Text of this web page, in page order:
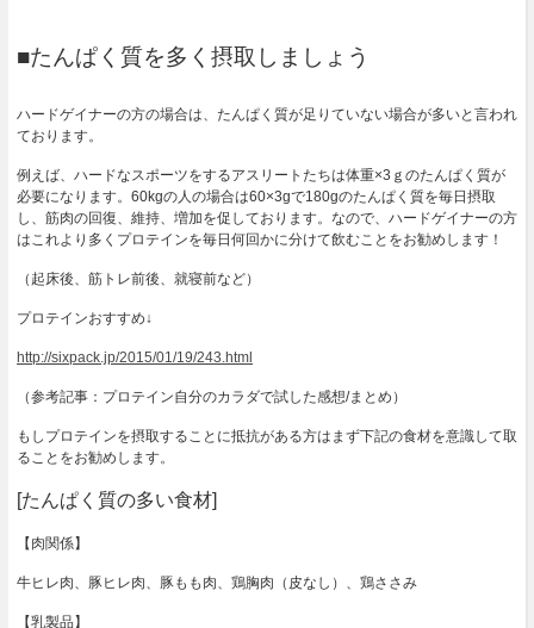
■たんぱく質を多く摂取しましょう
ハードゲイナーの方の場合は、たんぱく質が足りていない場合が多いと言われ
ております。
例えば、ハードなスポーツをするアスリートたちは体重×3ｇのたんぱく質が
必要になります。60kgの人の場合は60×3gで180gのたんぱく質を毎日摂取
し、筋肉の回復、維持、増加を促しております。なので、ハードゲイナーの方
はこれより多くプロテインを毎日何回かに分けて飲むことをお勧めします！
（起床後、筋トレ前後、就寝前など）
プロテインおすすめ↓
http://sixpack.jp/2015/01/19/243.html
（参考記事：プロテイン自分のカラダで試した感想/まとめ）
もしプロテインを摂取することに抵抗がある方はまず下記の食材を意識して取
ることをお勧めします。
[たんぱく質の多い食材]
【肉関係】
牛ヒレ肉、豚ヒレ肉、豚もも肉、鶏胸肉（皮なし）、鶏ささみ
【乳製品】